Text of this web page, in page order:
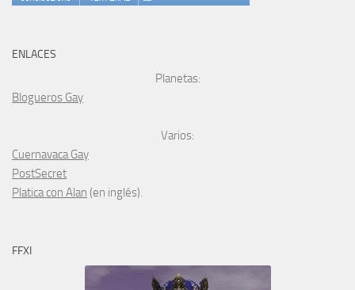
ENLACES
Planetas:
Blogueros Gay
Varios:
Cuernavaca Gay
PostSecret
Platica con Alan (en inglés).
FFXI